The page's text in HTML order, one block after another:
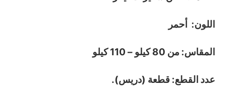
اللون: أحمر
المقاس: من 80 كيلو – 110 كيلو
عدد القطع: قطعة (دريس).